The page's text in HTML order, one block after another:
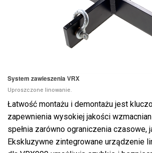
System zawieszenia VRX
Uproszczone linowanie.
Łatwość montażu i demontażu jest
zapewnienia wysokiej jakości
spełnia zarówno ograniczenia czasowe,
Ekskluzywne zintegrowane urządzenie